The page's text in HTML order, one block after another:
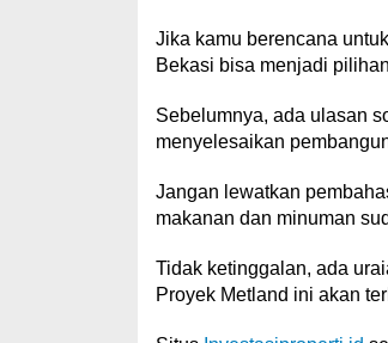
Jika kamu berencana
Bekasi bisa menjadi
Sebelumnya, ada ulasan
menyelesaikan
Jangan lewatkan
makanan dan minuman
Tidak ketinggalan, ada
Proyek Metland ini akan